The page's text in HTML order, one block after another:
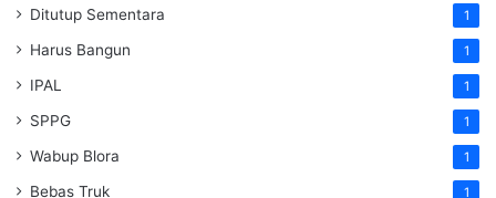
Ditutup Sementara 1
Harus Bangun 1
IPAL 1
SPPG 1
Wabup Blora 1
Bebas Truk 1